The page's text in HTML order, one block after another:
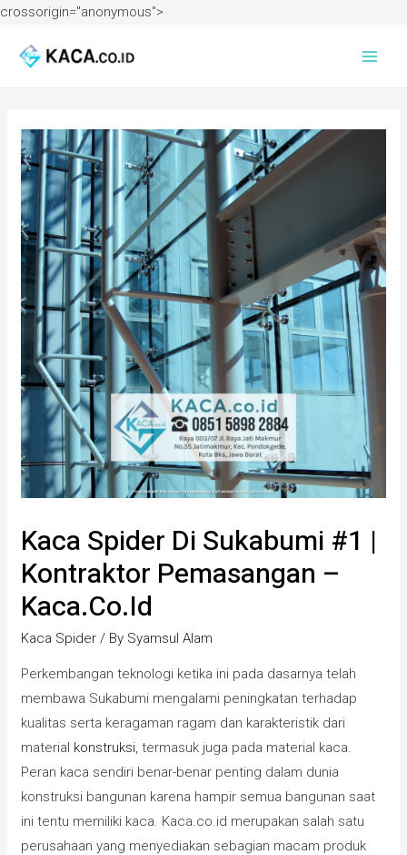
crossorigin="anonymous">
Kaca Spider Di Sukabumi #1 |
Kontraktor Pemasangan –
Kaca.co.id
Kaca Spider / By Syamsul Alam
Perkembangan teknologi ketika ini pada dasarnya telah
membawa Sukabumi mengalami peningkatan terhadap
kualitas serta keragaman ragam dan karakteristik dari
material konstruksi , termasuk juga pada material kaca.
Peran kaca sendiri benar-benar penting dalam dunia
konstruksi bangunan karena hampir semua bangunan saat
ini tentu memiliki kaca. Kaca.co.id merupakan salah satu
perusahaan yang menyediakan sebagian macam produk